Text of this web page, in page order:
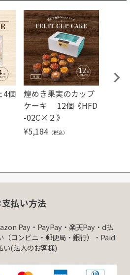
4個
煌めき果実のカップ
ケーキ 12個《HFD
-02C×２》
¥5,184 （税込）
支払い方法
Pay・PayPay・楽天Pay・d払
（コンビニ・郵便局・銀行）・Paid
い(法人のお客様)